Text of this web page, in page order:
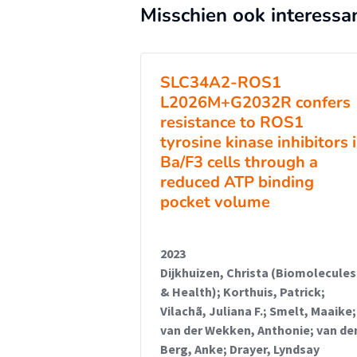
Misschien ook
SLC34A2-ROS1
L2026M+G2032R confers
resistance to ROS1
tyrosine kinase inhibitors
Ba/F3 cells through a
reduced ATP binding
pocket volume
2023
Dijkhuizen, Christa (Biomolecules
& Health); Korthuis, Patrick;
Vilachã, Juliana F.; Smelt, Maaike;
van der Wekken, Anthonie; van
Berg, Anke; Drayer, Lyndsay